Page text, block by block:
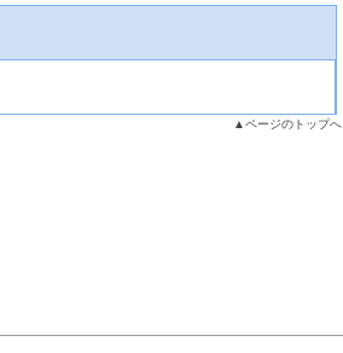
▲ページのトップへ